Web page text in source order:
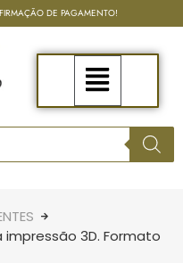
DE PAGAMENTO!
impressão 3D. Formato